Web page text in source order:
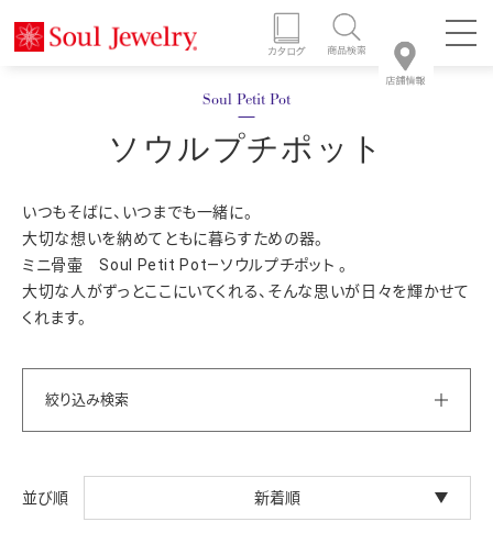
ソウルプチポット
いつもそばに、いつまでも一緒に。
大切な想いを納めてともに暮らすための器。
ミニ骨壷 Soul Petit Pot―ソウルプチポット 。
大切な人がずっとここにいてくれる、そんな思いが日々を輝かせて
くれます。
絞り込み検索
新着順